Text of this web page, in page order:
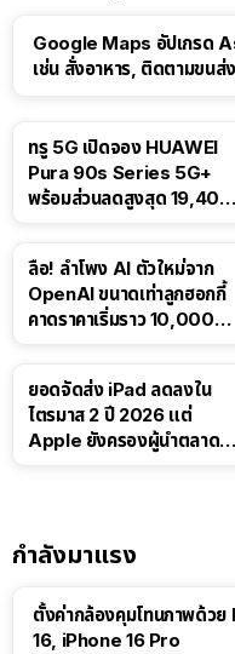
Google Maps อัปเกรด
เช่น สั่งอาหาร, ติดตามขนส่
ทรู 5G เปิดจอง HUAWEI
Pura 90s Series 5G+
พร้อมส่วนลดสูงสุด 19,400
ลือ! ลำโพง AI ตัวใหม่จาก
OpenAI ขนาดเท่าลูกฮอกกี้
คาดราคาเริ่มราว 10,000
ยอดจัดส่ง iPad ลดลงใน
ไตรมาส 2 ปี 2026 แต่
Apple ยังครองผู้นำตลาด
กำลังมาแรง
ตั้งค่ากล้องคุมโทนภาพด้ว
16, iPhone 16 Pro